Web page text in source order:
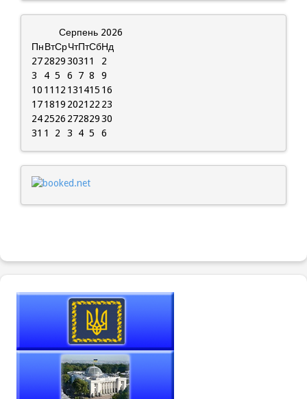
Серпень 2026
ПнВтСрЧтПтСбНд
2728293031 1
2
3
4 5 6 7 8
9
10 11 12 131415 16
171819 2021 22 23
242526 27282930
31 1 2 3 4 5 6